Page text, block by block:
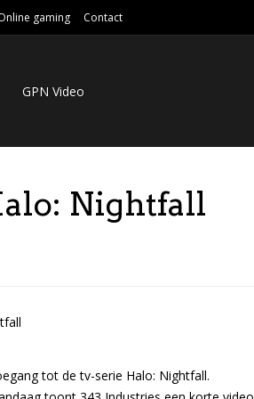
gaming Contact
GPN Video
Nightfall
tot de tv-serie Halo: Nightfall.